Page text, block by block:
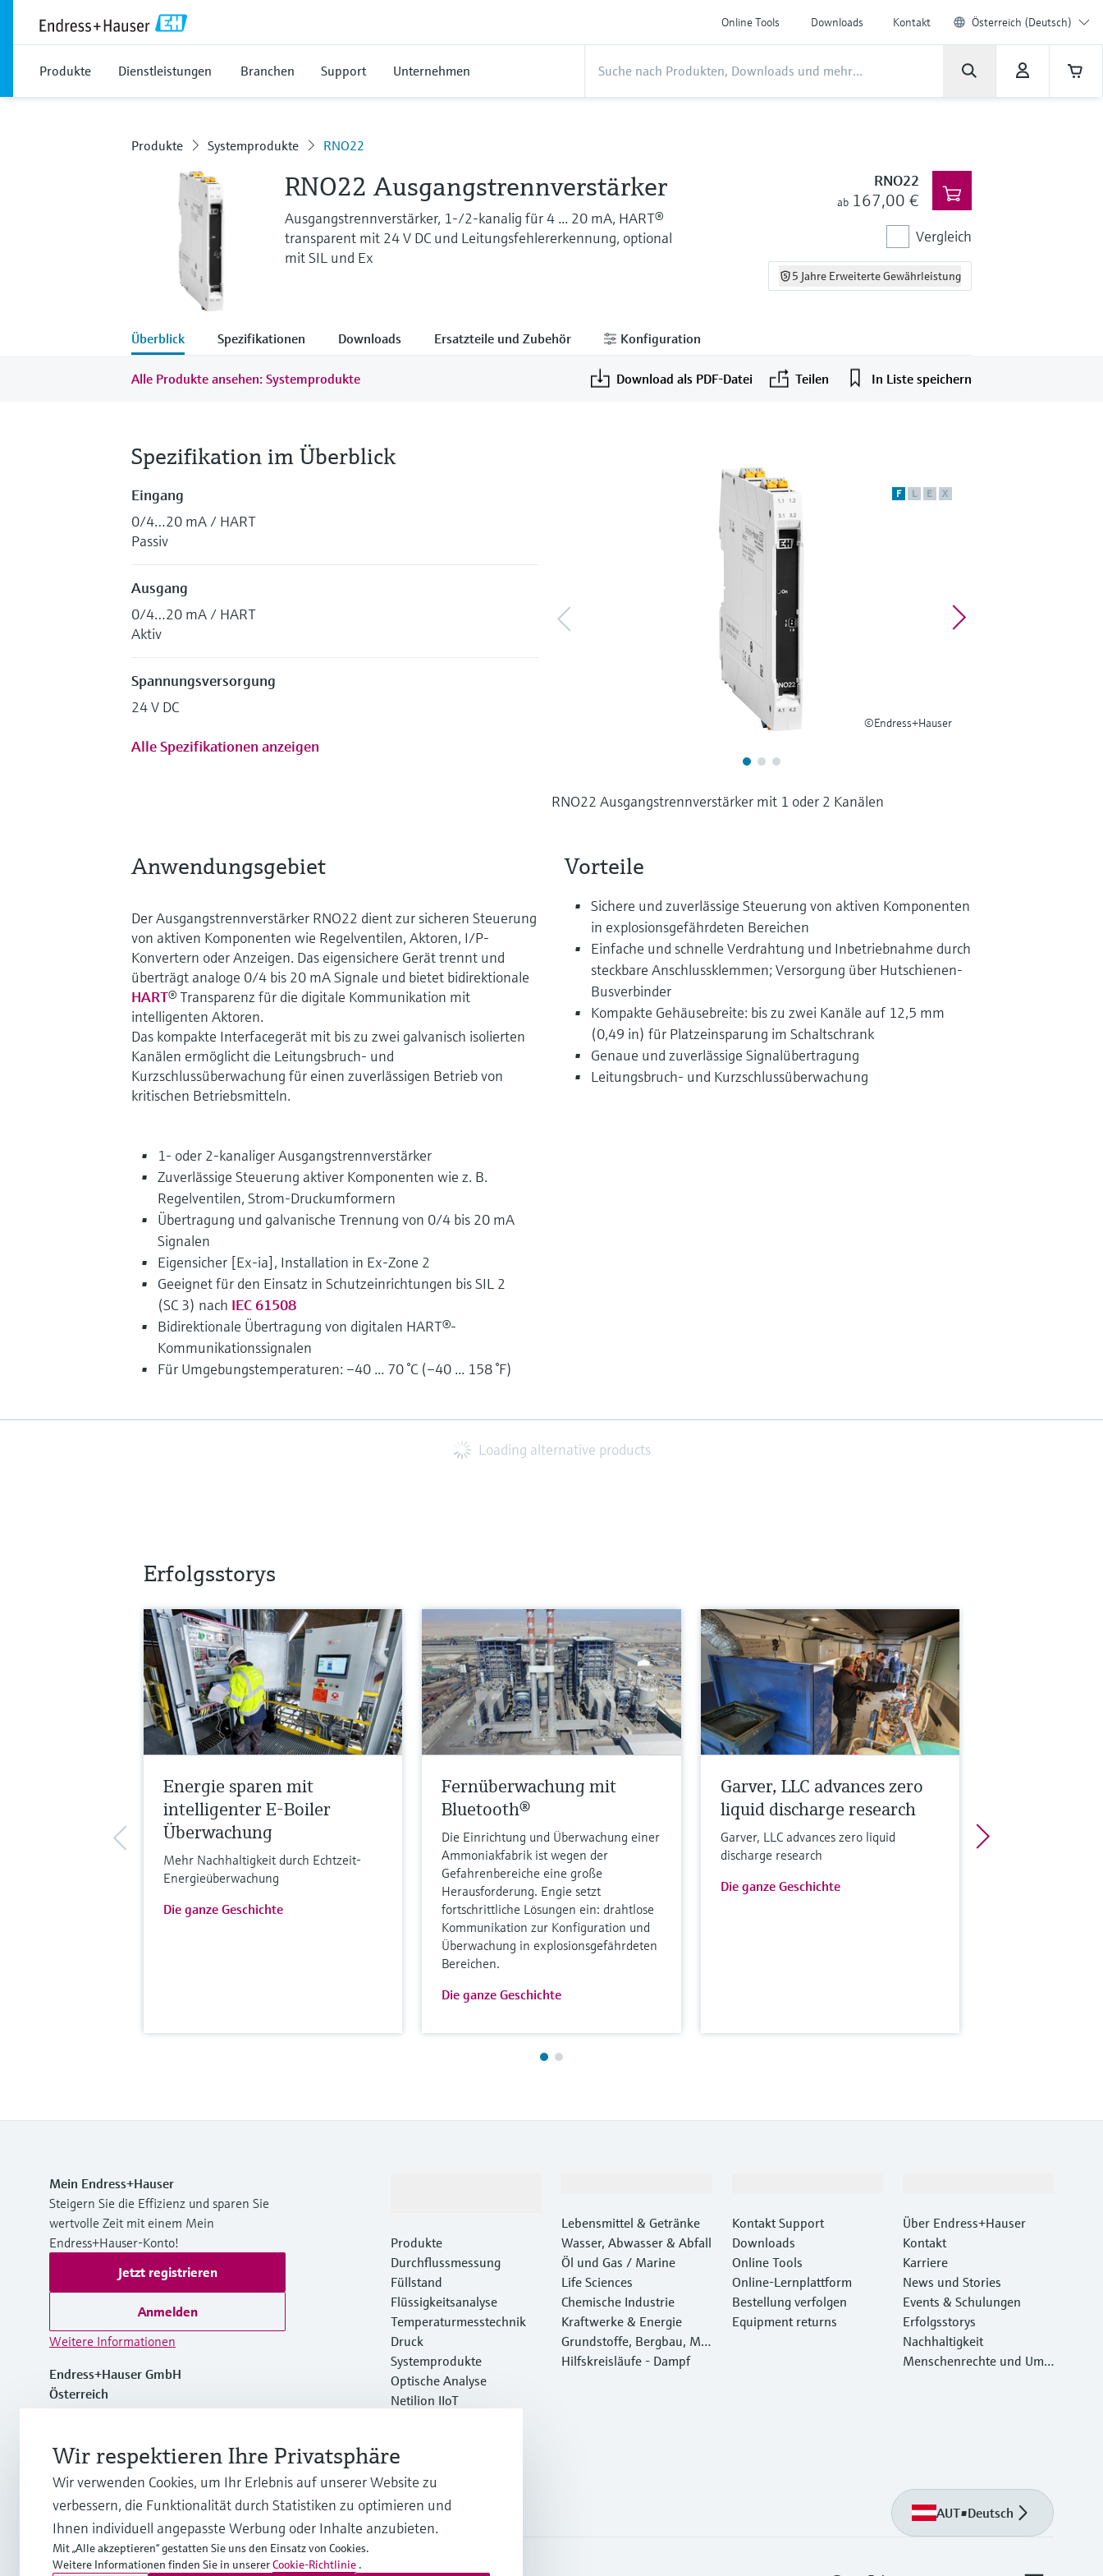
Online Tools Downloads Kontakt Österreich (Deutsch)
Produkte Dienstleistungen Branchen Support Unternehmen
Produkte Systemprodukte RNO22
RNO22 Ausgangstrennverstärker
Ausgangstrennverstärker, 1-/2-kanalig für 4 ... 20 mA, HART®
transparent mit 24 V DC und Leitungsfehlererkennung, optional
mit SIL und Ex
RNO22
ab 167,00 €
Vergleich
5 Jahre Erweiterte Gewährleistung
Überblick Spezifikationen Downloads Ersatzteile und Zubehör Konfiguration
Alle Produkte ansehen: Systemprodukte Download als PDF-Datei Teilen In Liste speichern
F L E X
©Endress+Hauser
RNO22 Ausgangstrennverstärker mit 1 oder 2 Kanälen
Spezifikation im Überblick
Eingang
0/4…20 mA / HART
Passiv
Ausgang
0/4…20 mA / HART
Aktiv
Spannungsversorgung
24 V DC
Alle Spezifikationen anzeigen
Anwendungsgebiet
Der Ausgangstrennverstärker RNO22 dient zur sicheren Steuerung
von aktiven Komponenten wie Regelventilen, Aktoren, I/P-
Konvertern oder Anzeigen. Das eigensichere Gerät trennt und
überträgt analoge 0/4 bis 20 mA Signale und bietet bidirektionale
HART® Transparenz für die digitale Kommunikation mit
intelligenten Aktoren.
Das kompakte Interfacegerät mit bis zu zwei galvanisch isolierten
Kanälen ermöglicht die Leitungsbruch- und
Kurzschlussüberwachung für einen zuverlässigen Betrieb von
kritischen Betriebsmitteln.
1- oder 2-kanaliger Ausgangstrennverstärker
Zuverlässige Steuerung aktiver Komponenten wie z. B.
Regelventilen, Strom-Druckumformern
Übertragung und galvanische Trennung von 0/4 bis 20 mA
Signalen
Eigensicher [Ex-ia], Installation in Ex-Zone 2
Geeignet für den Einsatz in Schutzeinrichtungen bis SIL 2
(SC 3) nach IEC 61508
Bidirektionale Übertragung von digitalen HART®-
Kommunikationssignalen
Für Umgebungstemperaturen: –40 ... 70 °C (–40 ... 158 °F)
Vorteile
Sichere und zuverlässige Steuerung von aktiven Komponenten
in explosionsgefährdeten Bereichen
Einfache und schnelle Verdrahtung und Inbetriebnahme durch
steckbare Anschlussklemmen; Versorgung über Hutschienen-
Busverbinder
Kompakte Gehäusebreite: bis zu zwei Kanäle auf 12,5 mm
(0,49 in) für Platzeinsparung im Schaltschrank
Genaue und zuverlässige Signalübertragung
Leitungsbruch- und Kurzschlussüberwachung
Loading alternative products
Erfolgsstorys
Energie sparen mit
intelligenter E-Boiler
Überwachung
Mehr Nachhaltigkeit durch Echtzeit-
Energieüberwachung
Die ganze Geschichte
Fernüberwachung mit
Bluetooth®
Die Einrichtung und Überwachung einer
Ammoniakfabrik ist wegen der
Gefahrenbereiche eine große
Herausforderung. Engie setzt
fortschrittliche Lösungen ein: drahtlose
Kommunikation zur Konfiguration und
Überwachung in explosionsgefährdeten
Bereichen.
Die ganze Geschichte
Garver, LLC advances zero
liquid discharge research
Garver, LLC advances zero liquid
discharge research
Die ganze Geschichte
Mein Endress+Hauser
Steigern Sie die Effizienz und sparen Sie
wertvolle Zeit mit einem Mein
Endress+Hauser-Konto!
Jetzt registrieren
Anmelden
Weitere Informationen
Endress+Hauser GmbH
Österreich
info.at@endress.com
Produkte
Durchflussmessung
Füllstand
Flüssigkeitsanalyse
Temperaturmesstechnik
Druck
Systemprodukte
Optische Analyse
Netilion IIoT
Online Tools
Dienstleistungen
Lebensmittel & Getränke
Wasser, Abwasser & Abfall
Öl und Gas / Marine
Life Sciences
Chemische Industrie
Kraftwerke & Energie
Grundstoffe, Bergbau, Met
alle
Hilfskreisläufe - Dampf
Kontakt Support
Downloads
Online Tools
Online-Lernplattform
Bestellung verfolgen
Equipment returns
Über Endress+Hauser
Kontakt
Karriere
News und Stories
Events & Schulungen
Erfolgsstorys
Nachhaltigkeit
Menschenrechte und Umw
AUT•Deutsch
Wir respektieren Ihre Privatsphäre
Wir verwenden Cookies, um Ihr Erlebnis auf unserer Website zu
verbessern, die Funktionalität durch Statistiken zu optimieren und
Ihnen individuell angepasste Werbung oder Inhalte anzubieten.
Mit „Alle akzeptieren“ gestatten Sie uns den Einsatz von Cookies.
Weitere Informationen finden Sie in unsererCookie-Richtlinie .